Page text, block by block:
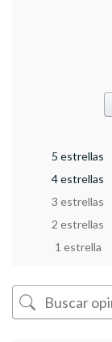
5 estrellas
4 estrellas
3 estrellas
2 estrellas
1 estrella